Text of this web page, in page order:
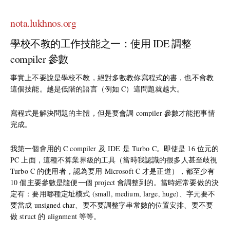
nota.lukhnos.org
學校不教的工作技能之一：使用 IDE 調整
compiler 參數
事實上不要說是學校不教，絕對多數教你寫程式的書，也不會教
這個技能。越是低階的語言（例如 C）這問題就越大。
寫程式是解決問題的主體，但是要會調 compiler 參數才能把事情
完成。
我第一個會用的 C compiler 及 IDE 是 Turbo C。即使是 16 位元的
PC 上面，這種不算業界級的工具（當時我認識的很多人甚至歧視
Turbo C 的使用者，認為要用 Microsoft C 才是正道），都至少有
10 個主要參數是隨便一個 project 會調整到的。當時經常要做的決
定有：要用哪種定址模式 (small, medium, large, huge)、字元要不
要當成 unsigned char、要不要調整字串常數的位置安排、要不要
做 struct 的 alignment 等等。